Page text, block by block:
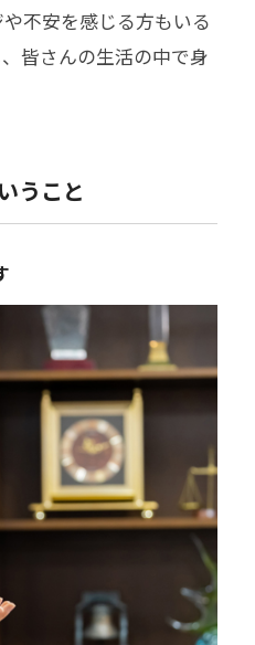
不安を感じる方もいる
皆さんの生活の中で身
うこと